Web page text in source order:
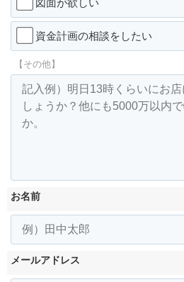
資金計画の相談をしたい
【その他】
お名前
メールアドレス